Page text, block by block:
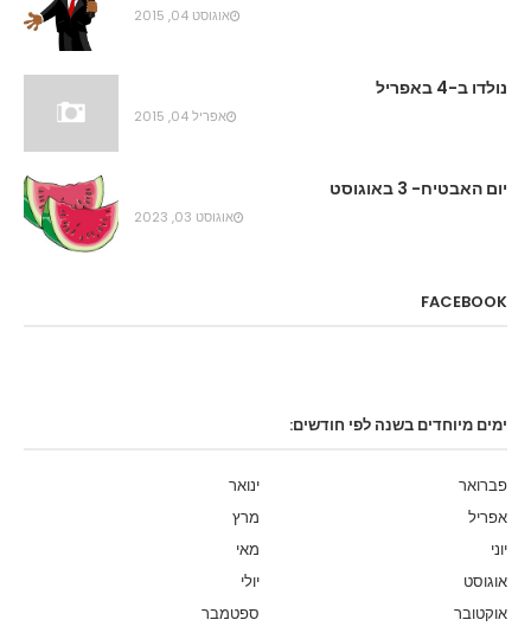
אוגוסט 04, 2015
נולדו ב-4 באפריל
אפריל 04, 2015
יום האבטיח- 3 באוגוסט
אוגוסט 03, 2023
FACEBOOK
ימים מיוחדים בשנה לפי חודשים:
ינואר
פברואר
מרץ
אפריל
מאי
יוני
יולי
אוגוסט
ספטמבר
אוקטובר